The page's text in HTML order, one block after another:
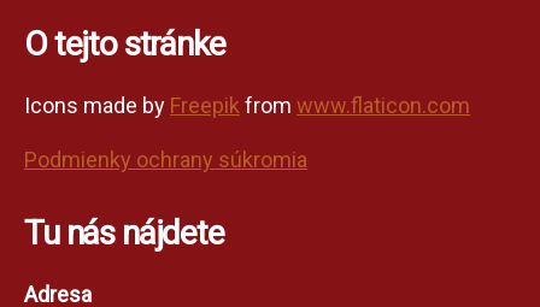
O tejto stránke
Icons made by Freepik from www.flaticon.com
Podmienky ochrany súkromia
Tu nás nájdete
Adresa